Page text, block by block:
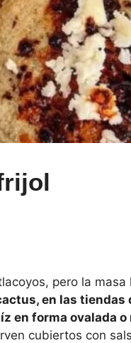
pero la masa
en las tiendas
en forma ovalada o
cubiertos con